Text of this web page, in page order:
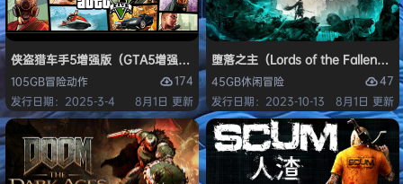
侠盗猎车手5增强版（GTA5增强版（Grand Theft Auto V Enhanced）免
105GB冒险动作
174
发行日期：2025-3-4
8月1日 更新
堕落之主（Lords of the Fallen）免
45GB休闲冒险
47
发行日期：2023-10-13
8月1日 更新